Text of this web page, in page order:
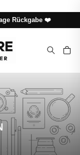
Rückgabe ❤️